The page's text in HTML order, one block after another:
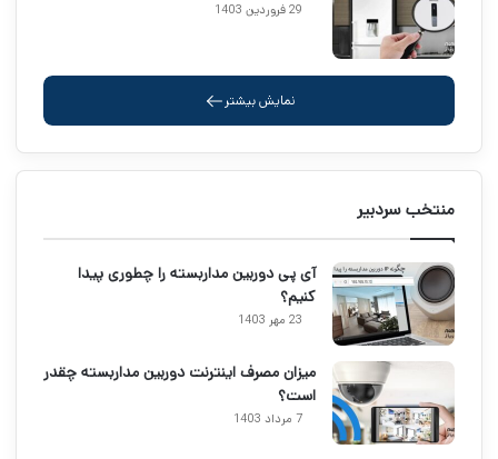
29 فروردین 1403
نمایش بیشتر
منتخب سردبیر
آی پی دوربین مداربسته را چطوری پیدا
کنیم؟
23 مهر 1403
میزان مصرف اینترنت دوربین مداربسته چقدر
است؟
7 مرداد 1403